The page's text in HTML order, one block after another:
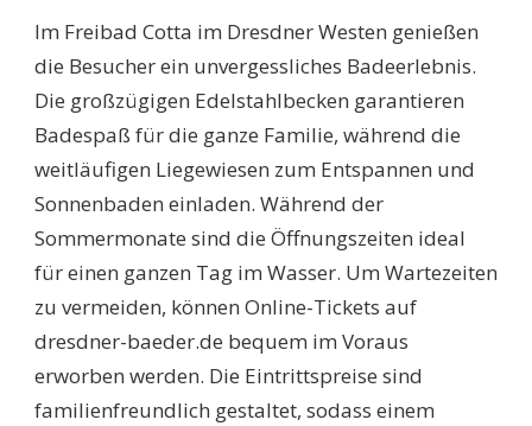
Im Freibad Cotta im Dresdner Westen genießen
die Besucher ein unvergessliches Badeerlebnis.
Die großzügigen Edelstahlbecken garantieren
Badespaß für die ganze Familie, während die
weitläufigen Liegewiesen zum Entspannen und
Sonnenbaden einladen. Während der
Sommermonate sind die Öffnungszeiten ideal
für einen ganzen Tag im Wasser. Um Wartezeiten
zu vermeiden, können Online-Tickets auf
dresdner-baeder.de bequem im Voraus
erworben werden. Die Eintrittspreise sind
familienfreundlich gestaltet, sodass einem